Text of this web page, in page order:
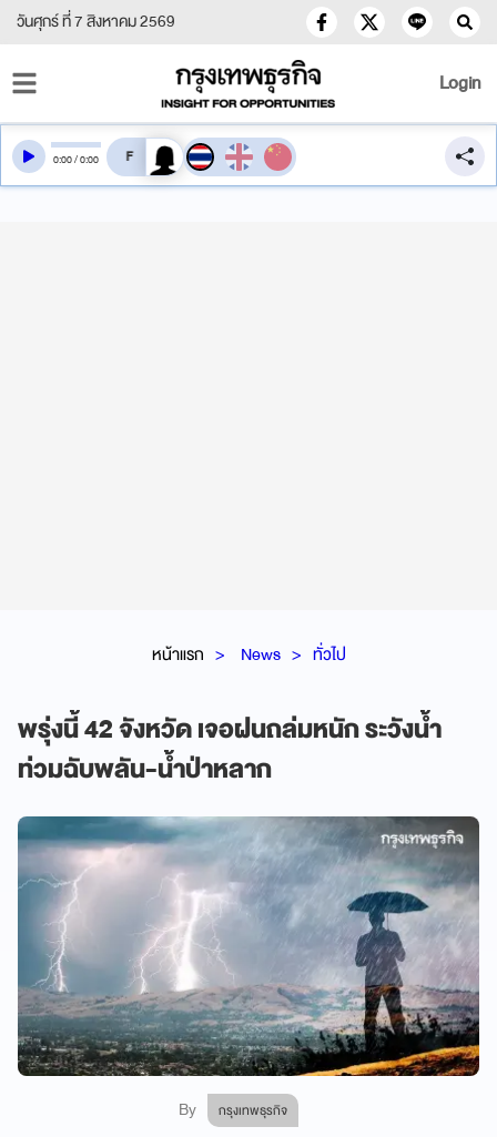
วันศุกร์ ที่ 7 สิงหาคม 2569
Login
หน้าแรก News ทั่วไป
พรุ่งนี้ 42 จังหวัด เจอฝนถล่มหนัก ระวังน้ำ
ท่วมฉับพลัน-น้ำป่าหลาก
By กรุงเทพธุรกิจ
0:00/0:00 สลับเสียงอ่าน